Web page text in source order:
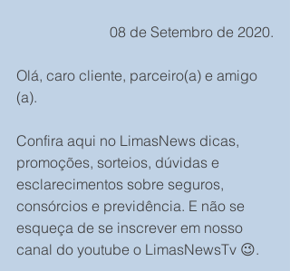
08 de Setembro de 2020.
Olá, caro cliente, parceiro(a) e amigo
(a).
Confira aqui no LimasNews dicas,
promoções, sorteios, dúvidas e
esclarecimentos sobre seguros,
consórcios e previdência. E não se
esqueça de se inscrever em nosso
canal do youtube o LimasNewsTv 😉.